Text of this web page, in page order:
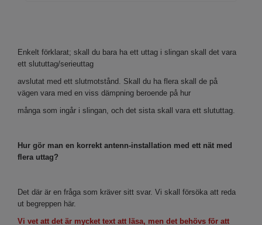
Enkelt förklarat; skall du bara ha ett uttag i slingan skall det vara
ett slututtag/serieuttag
avslutat med ett slutmotstånd. Skall du ha flera skall de på
vägen vara med en viss dämpning beroende på hur
många som ingår i slingan, och det sista skall vara ett slututtag.
Hur gör man en korrekt antenn-installation med ett nät med
flera uttag?
Det där är en fråga som kräver sitt svar. Vi skall försöka att reda
ut begreppen här.
Vi vet att det är mycket text att läsa, men det behövs för att